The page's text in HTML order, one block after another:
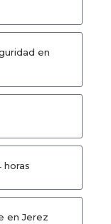
en
horas
en Jerez